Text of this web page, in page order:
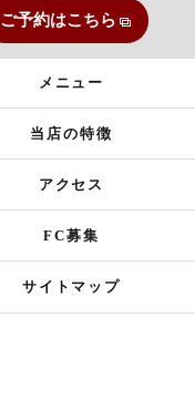
ご予約はこちら
メニュー
当店の特徴
アクセス
FC募集
サイトマップ